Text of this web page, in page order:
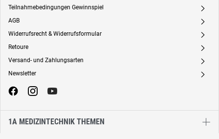
Teilnahmebedingungen Gewinnspiel A
AGB A
Widerrufsrecht & Widerrufsformular A
Retoure A
Versand- und Zahlungsarten A
Newsletter A
1A MEDIZINTECHNIK THEMEN